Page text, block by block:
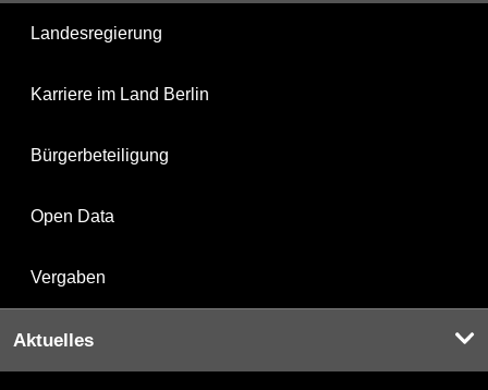
Landesregierung
Karriere im Land Berlin
Bürgerbeteiligung
Open Data
Vergaben
Aktuelles